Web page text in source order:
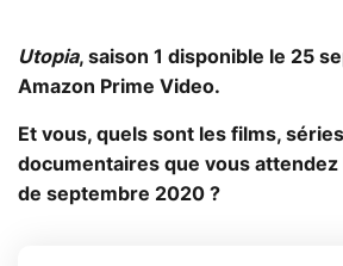
Utopia, saison 1 disponible le 25
Amazon Prime Video.
Et vous, quels sont les films,
documentaires que vous attendez
de septembre 2020 ?